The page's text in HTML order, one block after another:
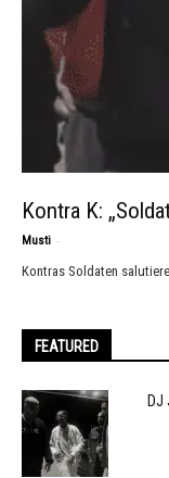
Kontra K:
Musti -
Kontras Soldaten
FEATURED
DJ